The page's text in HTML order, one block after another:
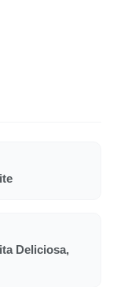
Deliciosa,